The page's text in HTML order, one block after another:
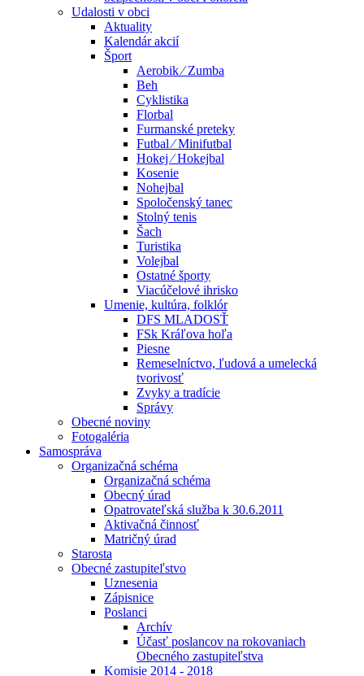
Udalosti v obci
Aktuality
Kalendár akcií
Šport
Aerobik ⁄ Zumba
Beh
Cyklistika
Florbal
Furmanské preteky
Futbal ⁄ Minifutbal
Hokej ⁄ Hokejbal
Kosenie
Nohejbal
Spoločenský tanec
Stolný tenis
Šach
Turistika
Volejbal
Ostatné športy
Viacúčelové ihrisko
Umenie, kultúra, folklór
DFS MLADOSŤ
FSk Kráľova hoľa
Piesne
Remeselníctvo, ľudová a umelecká
tvorivosť
Zvyky a tradície
Správy
Obecné noviny
Fotogaléria
Samospráva
Organizačná schéma
Organizačná schéma
Obecný úrad
Opatrovateľská služba k 30.6.2011
Aktivačná činnosť
Matričný úrad
Starosta
Obecné zastupiteľstvo
Uznesenia
Zápisnice
Poslanci
Archív
Účasť poslancov na rokovaniach
Obecného zastupiteľstva
Komisie 2014 - 2018